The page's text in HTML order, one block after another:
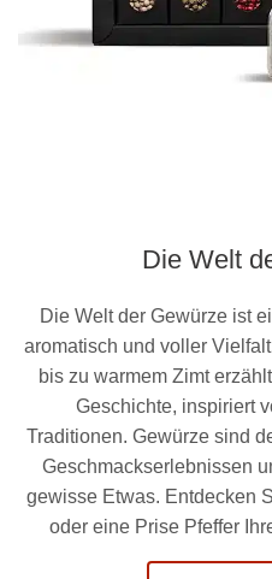
Die Welt
Die Welt der Gewürze ist
aromatisch und voller
bis zu warmem Zimt
Geschichte, inspiriert
Traditionen. Gewürze sind
Geschmackserlebnissen
gewisse Etwas. Entdecken
oder eine Prise Pfeffer